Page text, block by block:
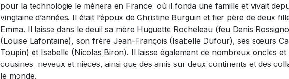
pour la technologie le mènera en France, où il fonda une famille et vivait
vingtaine d’années. Il était l’époux de Christine Burguin et fier père de deux
Emma. Il laisse dans le deuil sa mère Huguette Rocheleau (feu Denis
(Louise Lafontaine), son frère Jean-François (Isabelle Dufour), ses sœurs
Toupin) et Isabelle (Nicolas Biron). Il laisse également de nombreux oncles
cousines, neveux et nièces, ainsi que des amis sur deux continents et des
le monde.